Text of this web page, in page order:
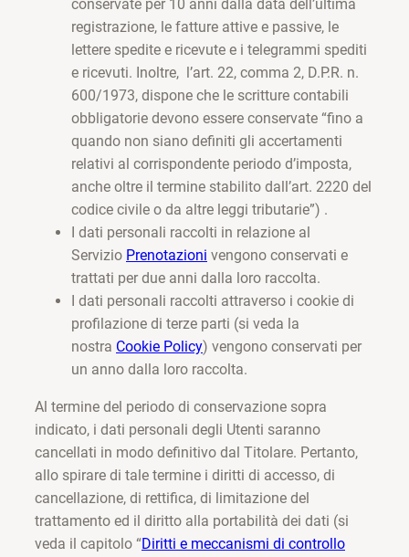
conservate per 10 anni dalla data dell’ultima
registrazione, le fatture attive e passive, le
lettere spedite e ricevute e i telegrammi spediti
e ricevuti. Inoltre, l’art. 22, comma 2, D.P.R. n.
600/1973, dispone che le scritture contabili
obbligatorie devono essere conservate “fino a
quando non siano definiti gli accertamenti
relativi al corrispondente periodo d’imposta,
anche oltre il termine stabilito dall’art. 2220 del
codice civile o da altre leggi tributarie”) .
I dati personali raccolti in relazione al
Servizio Prenotazioni vengono conservati e
trattati per due anni dalla loro raccolta.
I dati personali raccolti attraverso i cookie di
profilazione di terze parti (si veda la
nostra Cookie Policy) vengono conservati per
un anno dalla loro raccolta.
Al termine del periodo di conservazione sopra
indicato, i dati personali degli Utenti saranno
cancellati in modo definitivo dal Titolare. Pertanto,
allo spirare di tale termine i diritti di accesso, di
cancellazione, di rettifica, di limitazione del
trattamento ed il diritto alla portabilità dei dati (si
veda il capitolo “Diritti e meccanismi di controllo